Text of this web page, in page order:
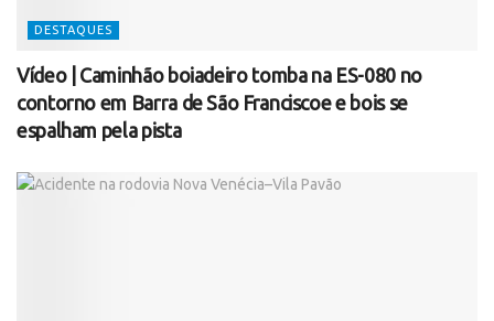
DESTAQUES
Vídeo | Caminhão boiadeiro tomba na ES-080 no
contorno em Barra de São Franciscoe e bois se
espalham pela pista